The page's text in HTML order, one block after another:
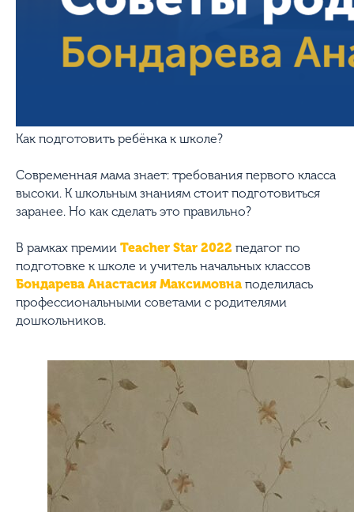
Как подготовить ребёнка к школе?
Современная мама знает: требования первого класса
высоки. К школьным знаниям стоит подготовиться
заранее. Но как сделать это правильно?
В рамках премии Teacher Star 2022 педагог по
подготовке к школе и учитель начальных классов
Бондарева Анастасия Максимовна поделилась
профессиональными советами с родителями
дошкольников.